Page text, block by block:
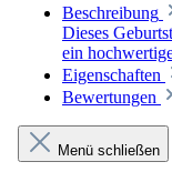
Beschreibung
Dieses
ein
Eigenschaften
Bewertungen
Menü schließen